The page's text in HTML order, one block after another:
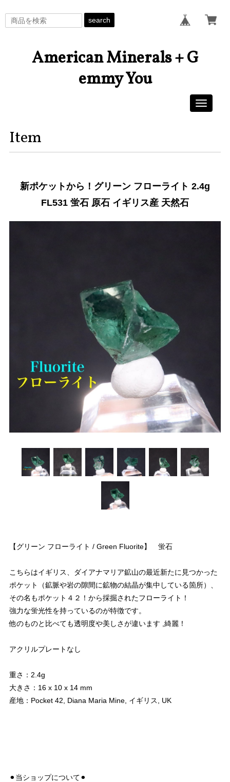
search
American Minerals + G
emmy You
Toggle
Item
新ポケットから！グリーン フローライト 2.4g
FL531 蛍石 原石 イギリス産 天然石
【グリーン フローライト / Green Fluorite】 蛍石
こちらはイギリス、ダイアナマリア鉱山の最近新たに見つかった
ポケット（鉱脈や岩の隙間に鉱物の結晶が集中している箇所）、
その名もポケット４２！から採掘されたフローライト！
強力な蛍光性を持っているのが特徴です。
他のものと比べても透明度や美しさが違います ,綺麗！
アクリルプレートなし
重さ：2.4g
大きさ：16 x 10 x 14 mm
産地：Pocket 42, Diana Maria Mine, イギリス, UK
⚫︎当ショップについて⚫︎